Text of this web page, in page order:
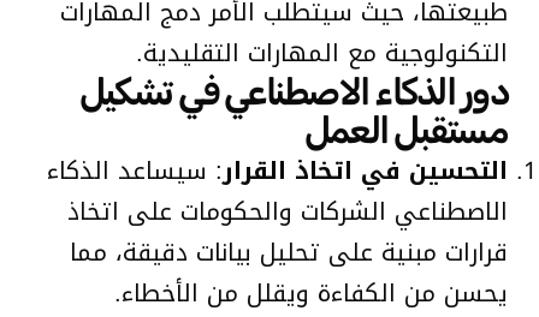
طبيعتها، حيث سيتطلب الأمر دمج المهارات
التكنولوجية مع المهارات التقليدية.
دور الذكاء الاصطناعي في تشكيل
مستقبل العمل
التحسين في اتخاذ القرار: سيساعد الذكاء
الاصطناعي الشركات والحكومات على اتخاذ
قرارات مبنية على تحليل بيانات دقيقة، مما
يحسن من الكفاءة ويقلل من الأخطاء.